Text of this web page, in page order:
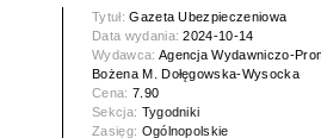
Tytuł:Gazeta Ubezpieczeniowa
Data wydania:2024-10-14
Wydawca: Agencja Wydawniczo-
Bożena M. Dołęgowska-Wysocka
Cena: 7.90
Sekcja: Tygodniki
Zasięg: Ogólnopolskie